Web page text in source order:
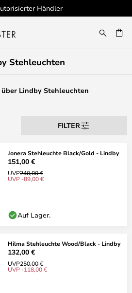
Schnelle Lieferung
Stehleuchten
über Lindby Stehleuchten
FILTER
Jonera Stehleuchte Black/Gold - Lindby
151,00 €
UVP240,00 €
UVP -89,00 €
Auf Lager.
Hilma Stehleuchte Wood/Black - Lindby
132,00 €
UVP250,00 €
UVP -118,00 €